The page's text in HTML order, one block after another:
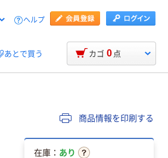
ヘルプ
あとで買う カゴ 0 点
商品情報を印刷する
在庫： あり